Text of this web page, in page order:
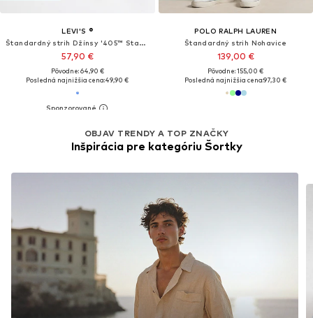
LEVI'S ®
Štandardný strih Džínsy '405™ Standard Shorts'
57,90 €
Pôvodne: 64,90 €
Posledná najnižšia cena:49,90 €
POLO RALPH LAUREN
Štandardný strih Nohavice
139,00 €
Pôvodne: 155,00 €
Posledná najnižšia cena:97,30 €
OBJAV TRENDY A TOP ZNAČKY
Inšpirácia pre kategóriu Šortky